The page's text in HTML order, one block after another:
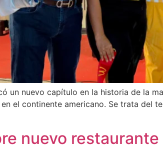
un nuevo capítulo en la historia de la
el continente americano. Se trata del
nuevo